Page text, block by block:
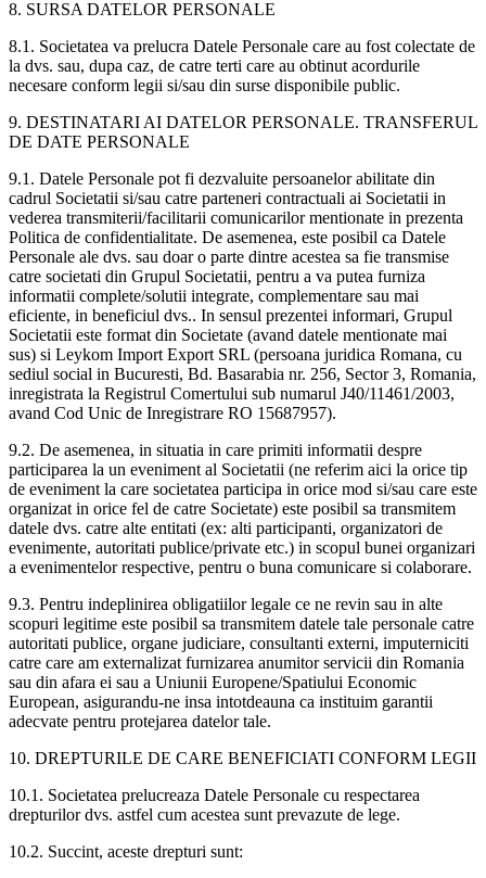
8. SURSA DATELOR PERSONALE
8.1. Societatea va prelucra Datele Personale care au fost colectate de
la dvs. sau, dupa caz, de catre terti care au obtinut acordurile
necesare conform legii si/sau din surse disponibile public.
9. DESTINATARI AI DATELOR PERSONALE. TRANSFERUL
DE DATE PERSONALE
9.1. Datele Personale pot fi dezvaluite persoanelor abilitate din
cadrul Societatii si/sau catre parteneri contractuali ai Societatii in
vederea transmiterii/facilitarii comunicarilor mentionate in prezenta
Politica de confidentialitate. De asemenea, este posibil ca Datele
Personale ale dvs. sau doar o parte dintre acestea sa fie transmise
catre societati din Grupul Societatii, pentru a va putea furniza
informatii complete/solutii integrate, complementare sau mai
eficiente, in beneficiul dvs.. In sensul prezentei informari, Grupul
Societatii este format din Societate (avand datele mentionate mai
sus) si Leykom Import Export SRL (persoana juridica Romana, cu
sediul social in Bucuresti, Bd. Basarabia nr. 256, Sector 3, Romania,
inregistrata la Registrul Comertului sub numarul J40/11461/2003,
avand Cod Unic de Inregistrare RO 15687957).
9.2. De asemenea, in situatia in care primiti informatii despre
participarea la un eveniment al Societatii (ne referim aici la orice tip
de eveniment la care societatea participa in orice mod si/sau care este
organizat in orice fel de catre Societate) este posibil sa transmitem
datele dvs. catre alte entitati (ex: alti participanti, organizatori de
evenimente, autoritati publice/private etc.) in scopul bunei organizari
a evenimentelor respective, pentru o buna comunicare si colaborare.
9.3. Pentru indeplinirea obligatiilor legale ce ne revin sau in alte
scopuri legitime este posibil sa transmitem datele tale personale catre
autoritati publice, organe judiciare, consultanti externi, imputerniciti
catre care am externalizat furnizarea anumitor servicii din Romania
sau din afara ei sau a Uniunii Europene/Spatiului Economic
European, asigurandu-ne insa intotdeauna ca instituim garantii
adecvate pentru protejarea datelor tale.
10. DREPTURILE DE CARE BENEFICIATI CONFORM LEGII
10.1. Societatea prelucreaza Datele Personale cu respectarea
drepturilor dvs. astfel cum acestea sunt prevazute de lege.
10.2. Succint, aceste drepturi sunt: